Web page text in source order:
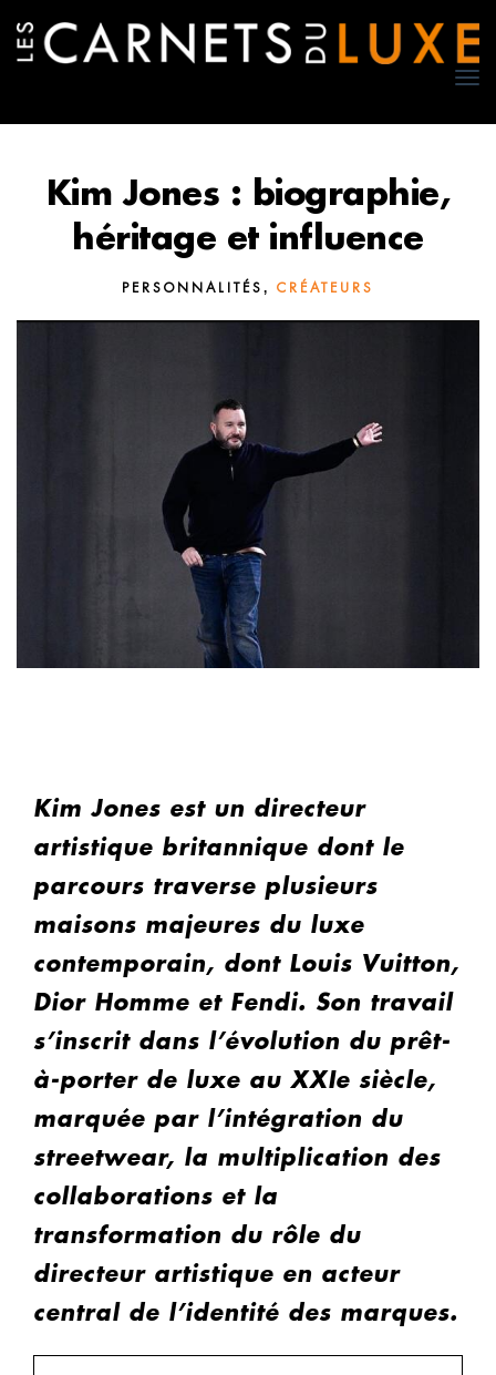
Kim Jones : biographie,
héritage et influence
PERSONNALITÉS , CRÉATEURS
Kim Jones est un directeur
artistique britannique dont le
parcours traverse plusieurs
maisons majeures du luxe
contemporain, dont Louis Vuitton,
Dior Homme et Fendi. Son travail
s’inscrit dans l’évolution du prêt-
à-porter de luxe au XXIe siècle,
marquée par l’intégration du
streetwear, la multiplication des
collaborations et la
transformation du rôle du
directeur artistique en acteur
central de l’identité des marques.